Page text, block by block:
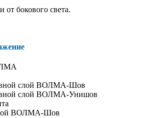
от бокового света.
слой ВОЛМА-Шов
слой ВОЛМА-Унишов
ВОЛМА-Шов